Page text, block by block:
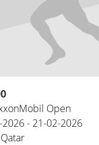
Open
2026 - 21-02-2026